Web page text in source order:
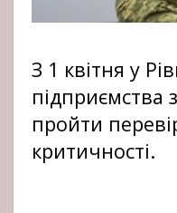
З 1 квітня у
підприємства
пройти
критичності.